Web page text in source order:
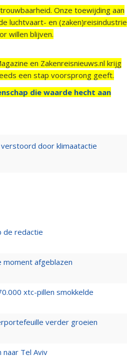
Onze toewijding aan
luchtvaart- en (zaken)reisindustrie
willen blijven.
en Zakenreisnieuws.nl krijg
een stap voorsprong geeft.
die waarde hecht aan
door klimaatactie
de redactie
moment afgeblazen
xtc-pillen smokkelde
verder groeien
naar Tel Aviv